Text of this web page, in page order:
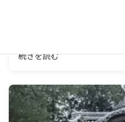
続きを読む